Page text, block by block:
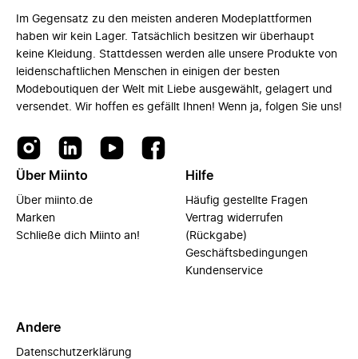
Im Gegensatz zu den meisten anderen Modeplattformen
haben wir kein Lager. Tatsächlich besitzen wir überhaupt
keine Kleidung. Stattdessen werden alle unsere Produkte von
leidenschaftlichen Menschen in einigen der besten
Modeboutiquen der Welt mit Liebe ausgewählt, gelagert und
versendet. Wir hoffen es gefällt Ihnen! Wenn ja, folgen Sie uns!
Über Miinto
Über miinto.de
Marken
Schließe dich Miinto an!
Hilfe
Häufig gestellte Fragen
Vertrag widerrufen
(Rückgabe)
Geschäftsbedingungen
Kundenservice
Andere
Datenschutzerklärung